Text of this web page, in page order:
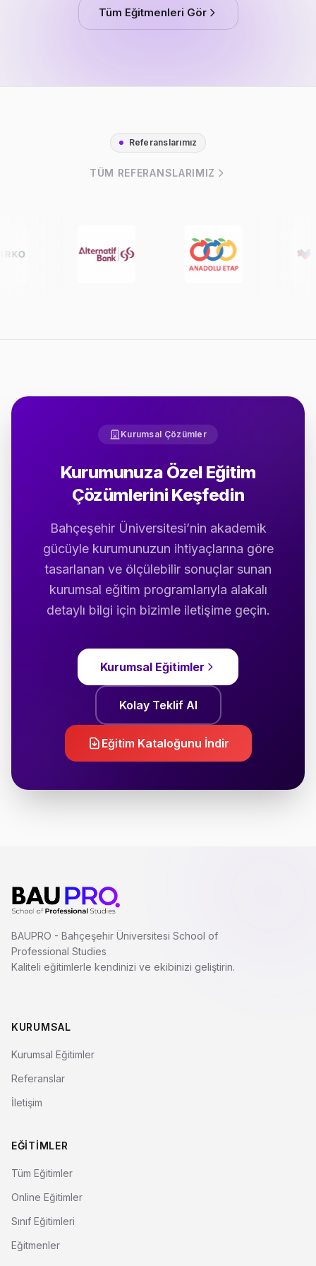
Tüm Eğitmenleri Gör
Referanslarımız
TÜM REFERANSLARIMIZ
Kurumsal Çözümler
Kurumunuza Özel Eğitim
Çözümlerini Keşfedin
Bahçeşehir Üniversitesi’nin akademik
gücüyle kurumunuzun ihtiyaçlarına göre
tasarlanan ve ölçülebilir sonuçlar sunan
kurumsal eğitim programlarıyla alakalı
detaylı bilgi için bizimle iletişime geçin.
Kurumsal Eğitimler
Kolay Teklif Al
Eğitim Kataloğunu İndir
BAUPRO - Bahçeşehir Üniversitesi School of
Professional Studies
Kaliteli eğitimlerle kendinizi ve ekibinizi geliştirin.
KURUMSAL
Kurumsal Eğitimler
Referanslar
İletişim
EĞITIMLER
Tüm Eğitimler
Online Eğitimler
Sınıf Eğitimleri
Eğitmenler